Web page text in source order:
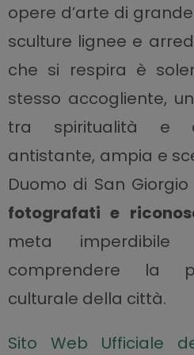
opere d’arte di
sculture lignee e
che si respira è
stesso accogliente,
tra spiritualità e
antistante, ampia e
Duomo di San Giorgio
fotografati e
meta
comprendere la
culturale della città.
Sito Web Ufficiale